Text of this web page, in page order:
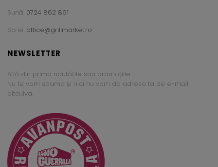
Sună: 0724 862 861
Scrie: office@grillmarket.ro
NEWSLETTER
Află din prima noutățile sau promoțiile.
Nu te vom spama și nici nu vom da adresa ta de e-mail
altcuiva.